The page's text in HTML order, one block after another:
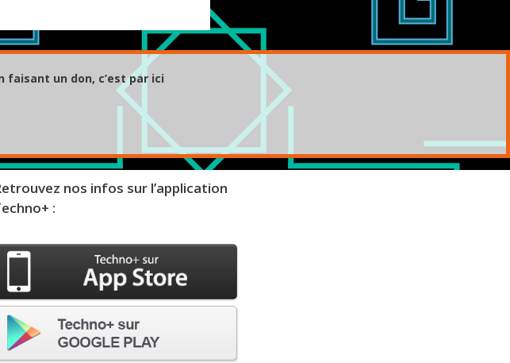
faisant un don, c’est par ici
nos infos sur l’application
: